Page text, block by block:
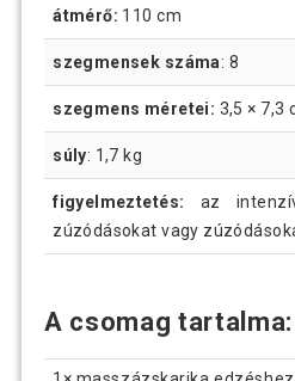
átmérő: 110 cm
szegmensek száma: 8
szegmens méretei: 3,5 × 7,3
súly: 1,7 kg
figyelmeztetés: az
zúzódásokat vagy
A csomag tartalma: